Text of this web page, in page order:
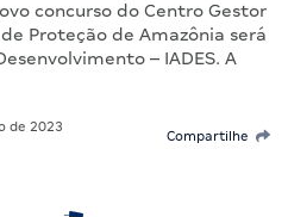
concurso do Centro Gestor
Proteção de Amazônia será
– IADES. A
de 2023
Compartilhe